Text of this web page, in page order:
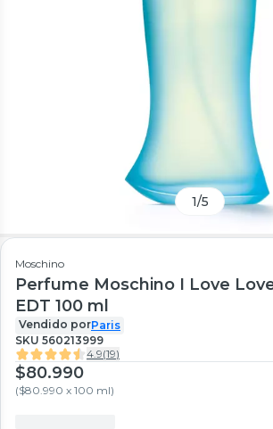
1/5
Moschino
Perfume Moschino I Love
EDT 100 ml
Vendido porParis
SKU 560213999
4.9(19)
$80.990
($80.990 x 100 ml)